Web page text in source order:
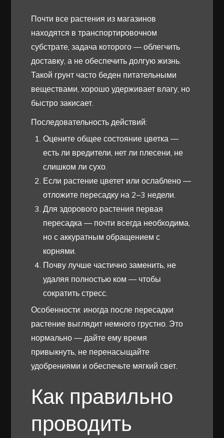
Почти все растения из магазинов
находятся в транспортировочном
субстрате, задача которого — облегчить
доставку, а не обеспечить долгую жизнь.
Такой грунт часто беден питательными
веществами, хорошо удерживает влагу, но
быстро закисает.
Последовательность действий:
Оцените общее состояние цветка —
есть ли вредители, нет ли плесени, не
слишком ли сухо.
Если растение цветет или ослаблено —
отложите пересадку на 2–3 недели.
Для здорового растения первая
пересадка — почти всегда необходима,
но с аккуратным обращением с
корнями.
Почву лучше частично заменить, не
удаляя полностью ком — чтобы
сократить стресс.
Особенности: иногда после пересадки
растение выглядит немного грустно. Это
нормально — дайте ему время
привыкнуть, не перенасыщайте
удобрениями и обеспечьте мягкий свет.
Как правильно
проводить